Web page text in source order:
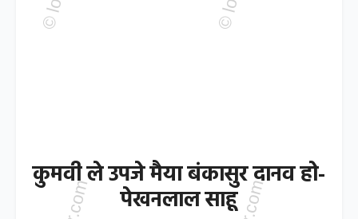
कुमवी ले उपजे मैया बंकासुर दानव हो-
पेखनलाल साहू